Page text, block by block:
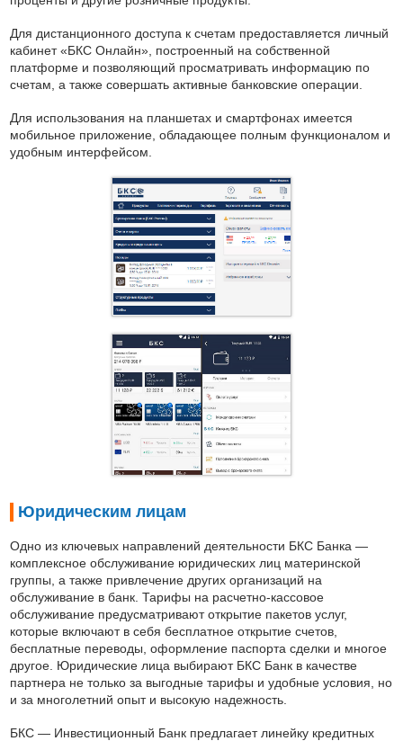
Для дистанционного доступа к счетам предоставляется личный
кабинет «БКС Онлайн», построенный на собственной
платформе и позволяющий просматривать информацию по
счетам, а также совершать активные банковские операции.
Для использования на планшетах и смартфонах имеется
мобильное приложение, обладающее полным функционалом и
удобным интерфейсом.
Юридическим лицам
Одно из ключевых направлений деятельности БКС Банка —
комплексное обслуживание юридических лиц материнской
группы, а также привлечение других организаций на
обслуживание в банк. Тарифы на расчетно-кассовое
обслуживание предусматривают открытие пакетов услуг,
которые включают в себя бесплатное открытие счетов,
бесплатные переводы, оформление паспорта сделки и многое
другое. Юридические лица выбирают БКС Банк в качестве
партнера не только за выгодные тарифы и удобные условия, но
и за многолетний опыт и высокую надежность.
БКС — Инвестиционный Банк предлагает линейку кредитных